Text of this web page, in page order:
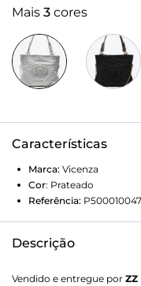
Mais 3 cores
Características
Marca: Vicenza
Cor: Prateado
Referência:
Descrição
Vendido e entregue por ZZ